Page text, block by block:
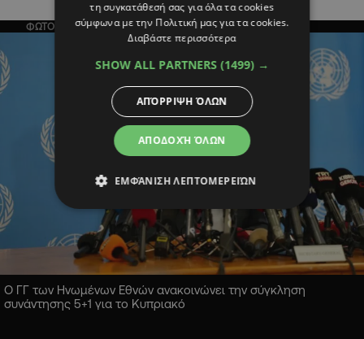
ΦΩΤΟΓΡΑΦΙΑ ΤΗΣ ΗΜΕΡΑΣ
Ο ΓΓ των Ηνωμένων Εθνών ανακοινώνει την σύγκληση
συνάντησης 5+1 για το Κυπριακό
τη συγκατάθεσή σας για όλα τα cookies
σύμφωνα με την Πολιτική μας για τα cookies.
Διαβάστε περισσότερα
SHOW ALL PARTNERS (1499) →
ΑΠΟΔΟΧΉ ΌΛΩΝ
ΑΠΌΡΡΙΨΗ ΌΛΩΝ
ΕΜΦΆΝΙΣΗ ΛΕΠΤΟΜΕΡΕΙΏΝ